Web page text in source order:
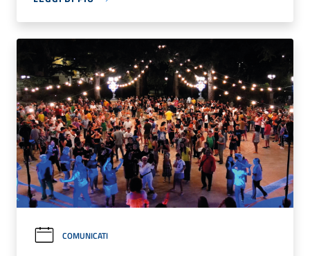
COMUNICATI